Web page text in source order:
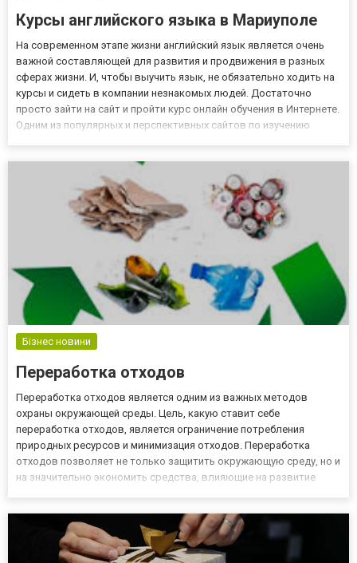
Курсы английского языка в Мариуполе
На современном этапе жизни английский язык является очень
важной составляющей для развития и продвижения в разных
сферах жизни. И, чтобы выучить язык, не обязательно ходить на
курсы и сидеть в компании незнакомых людей. Достаточно
просто зайти на сайт и пройти курс онлайн обучения в Интернете.
Одним из популярных и перспективных сайтов по изучению
Бізнес новини
Переработка отходов
Переработка отходов является одним из важных методов
охраны окружающей среды. Цель, какую ставит себе
переработка отходов, является ограничение потребления
природных ресурсов и минимизация отходов. Переработка
отходов позволяет не только защитить окружающую среду, но и
на значительно экономить средства, влияющие на развитие
пользу и окружающей...